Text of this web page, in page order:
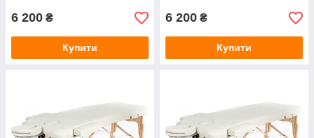
6 200 ₴
Купити
6 200 ₴
Купити